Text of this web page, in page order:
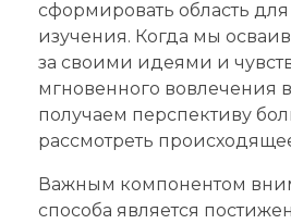
сформировать область
изучения. Когда мы
за своими идеями и
мгновенного вовлечения
получаем перспективу
рассмотреть
Важным компонентом
способа является